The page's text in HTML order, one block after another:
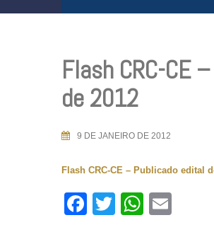
Flash CRC-CE
de 2012
9 DE JANEIRO DE 2012
Flash CRC-CE – Publicado edital
Facebook
Twitter